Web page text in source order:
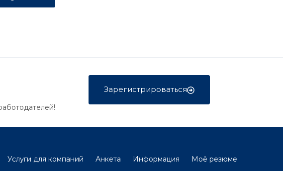
Зарегистрироваться
Услуги для компаний Анкета Информация
Моё резюме